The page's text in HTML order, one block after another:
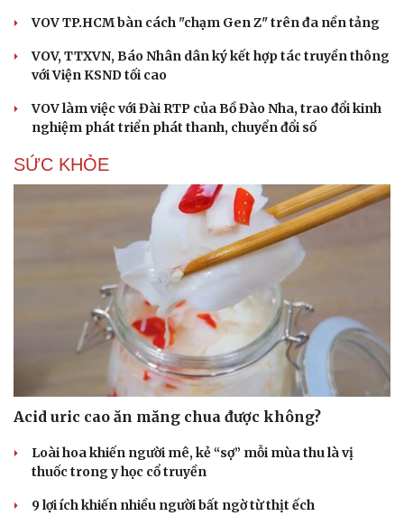
VOV TP.HCM bàn cách "chạm Gen Z" trên đa nền tảng
VOV, TTXVN, Báo Nhân dân ký kết hợp tác truyền thông
với Viện KSND tối cao
VOV làm việc với Đài RTP của Bồ Đào Nha, trao đổi kinh
nghiệm phát triển phát thanh, chuyển đổi số
SỨC KHỎE
Acid uric cao ăn măng chua được không?
Loài hoa khiến người mê, kẻ “sợ” mỗi mùa thu là vị
thuốc trong y học cổ truyền
9 lợi ích khiến nhiều người bất ngờ từ thịt ếch